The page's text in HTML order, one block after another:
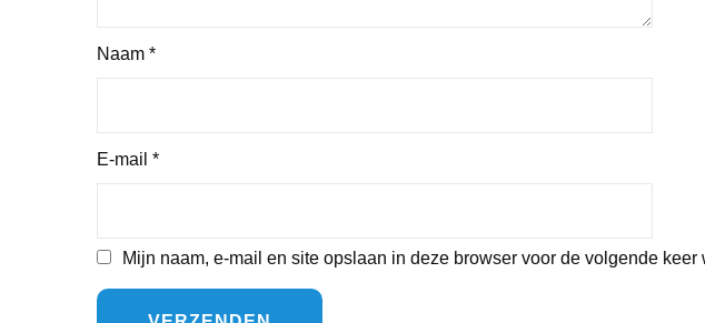
Naam *
E-mail *
Mijn naam, e-mail en site opslaan in deze browser voor de volgende